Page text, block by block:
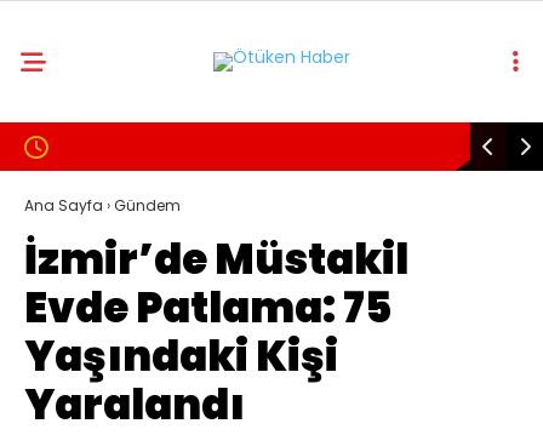
21.2
ANKARA
KÜNYE
BAŞYAZI
ÖTÜKEN SANAT
PSIKOLOJI
GENEL
Ana Sayfa ›Gündem
İzmir’de Müstakil
Evde Patlama: 75
Yaşındaki Kişi
Yaralandı